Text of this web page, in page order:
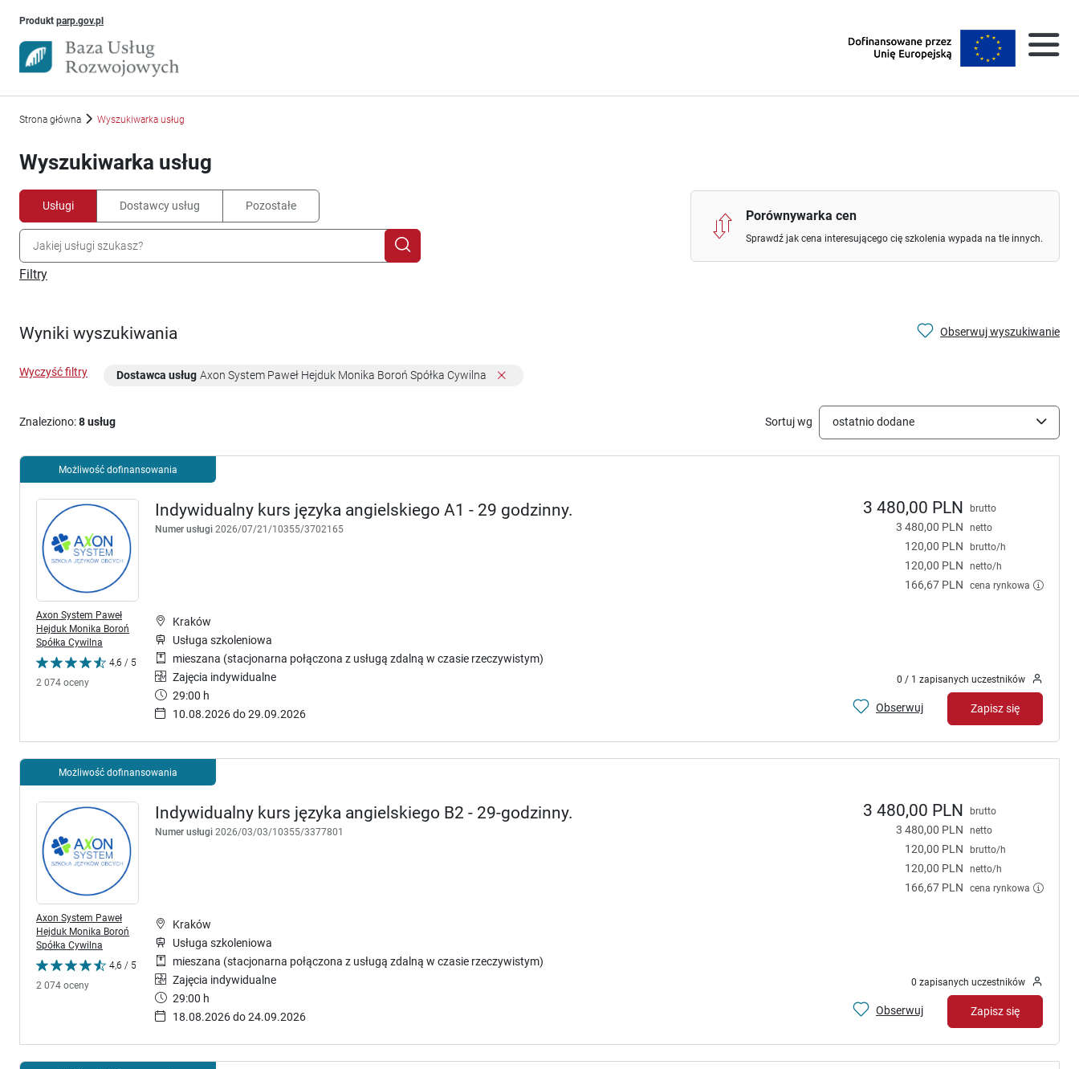
Produkt parp.gov.plUwaga, link otworzy się w nowym oknie
Strona główna Wyszukiwarka usług
Wyszukiwarka usług
Usługi Dostawcy usług Pozostałe
Porównywarka cen
Sprawdź jak cena interesującego cię szkolenia wypada na tle innych.
Filtry
Wyniki wyszukiwania Obserwuj wyszukiwanie
Wyczyść filtry Dostawca usług Axon System Paweł Hejduk Monika Boroń Spółka Cywilna
Znaleziono:8 usług Sortuj wg ostatnio dodane
Możliwość dofinansowania
Indywidualny kurs języka angielskiego A1 - 29 godzinny.
Numer usługi 2026/07/21/10355/3702165
Axon System Paweł
Hejduk Monika Boroń
Spółka Cywilna
4,6 / 5
2 074 oceny
3 480,00 PLN brutto
3 480,00 PLN netto
120,00 PLN brutto/h
120,00 PLN netto/h
166,67 PLN cena rynkowa
Kraków
Usługa szkoleniowa
mieszana (stacjonarna połączona z usługą zdalną w czasie rzeczywistym)
Zajęcia indywidualne
29:00 h
10.08.2026 do 29.09.2026
0 / 1 zapisanych uczestników
Obserwuj Zapisz się
Możliwość dofinansowania
Indywidualny kurs języka angielskiego B2 - 29-godzinny.
Numer usługi 2026/03/03/10355/3377801
Axon System Paweł
Hejduk Monika Boroń
Spółka Cywilna
4,6 / 5
2 074 oceny
3 480,00 PLN brutto
3 480,00 PLN netto
120,00 PLN brutto/h
120,00 PLN netto/h
166,67 PLN cena rynkowa
Kraków
Usługa szkoleniowa
mieszana (stacjonarna połączona z usługą zdalną w czasie rzeczywistym)
Zajęcia indywidualne
29:00 h
18.08.2026 do 24.09.2026
0 zapisanych uczestników
Obserwuj Zapisz się